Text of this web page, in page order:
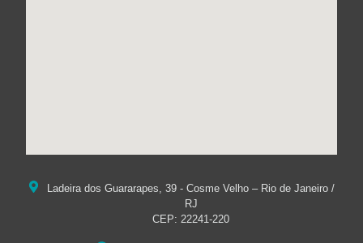
Ladeira dos Guararapes, 39 - Cosme Velho – Rio de Janeiro /
RJ
CEP: 22241-220